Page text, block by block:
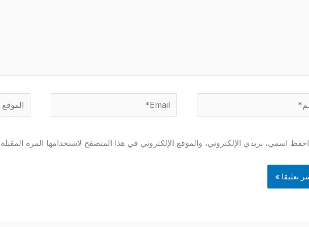
Email* الموقع
احفظ اسمي، بريدي الإلكتروني، والموقع الإلكتروني في هذا المتصفح لاستخدامها المرة